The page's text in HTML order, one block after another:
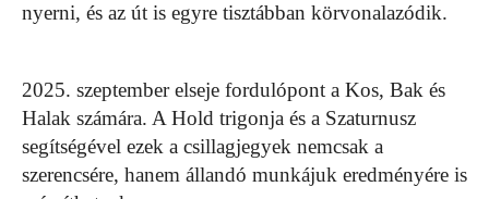
nyerni, és az út is egyre tisztábban körvonalazódik.
2025. szeptember elseje fordulópont a Kos, Bak és
Halak számára. A Hold trigonja és a Szaturnusz
segítségével ezek a csillagjegyek nemcsak a
szerencsére, hanem állandó munkájuk eredményére is